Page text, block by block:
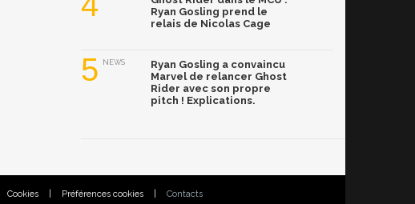
Ryan Gosling prend le
relais de Nicolas Cage
5 NEWS
Ryan Gosling a convaincu
Marvel de relancer Ghost
Rider avec son propre
pitch ! Explications.
Cookies Préférences cookies Contacts